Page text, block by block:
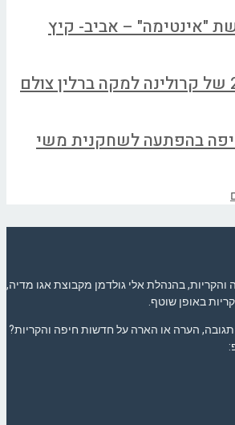
"אינטימה" – אביב- קיץ
קמפיין קיץ 2026 של קרולינה למקה ברלין צולם
בהפתעה לשחקנית משי
בהנהלת אלי גולדמן מקבוצת אגו מדיה,
באופן שוטף.
תגובה, הערה או הארה על חדשות חיפה והקריות?